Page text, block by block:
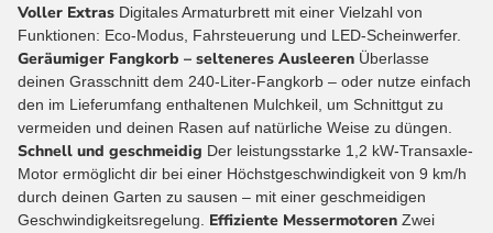
Voller Extras Digitales Armaturbrett mit einer Vielzahl von
Funktionen: Eco-Modus, Fahrsteuerung und LED-Scheinwerfer.
Geräumiger Fangkorb – selteneres Ausleeren Überlasse
deinen Grasschnitt dem 240-Liter-Fangkorb – oder nutze einfach
den im Lieferumfang enthaltenen Mulchkeil, um Schnittgut zu
vermeiden und deinen Rasen auf natürliche Weise zu düngen.
Schnell und geschmeidig Der leistungsstarke 1,2 kW-Transaxle-
Motor ermöglicht dir bei einer Höchstgeschwindigkeit von 9 km/h
durch deinen Garten zu sausen – mit einer geschmeidigen
Geschwindigkeitsregelung. Effiziente Messermotoren Zwei